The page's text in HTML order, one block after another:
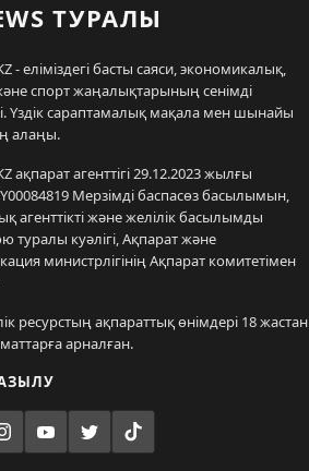
ТУРАЛЫ
- еліміздегі басты саяси, экономикалық,
спорт жаңалықтарының сенімді
Үздік сараптамалық мақала мен шынайы
алаңы.
ақпарат агенттігі 29.12.2023 жылғы
Мерзімді баспасөз басылымын,
агенттікті және желілік басылымды
туралы куәлігі, Ақпарат және
министрлігінің Ақпарат комитетімен
ресурстың ақпараттық өнімдері 18 жастан
арналған.